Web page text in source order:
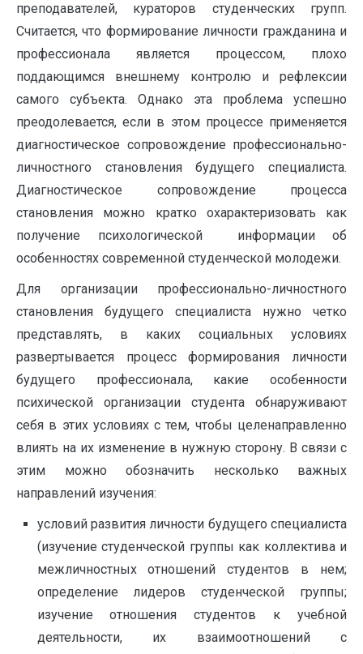
преподавателей, кураторов студенческих групп.
Считается, что формирование личности гражданина и
профессионала является процессом, плохо
поддающимся внешнему контролю и рефлексии
самого субъекта. Однако эта проблема успешно
преодолевается, если в этом процессе применяется
диагностическое сопровождение профессионально-
личностного становления будущего специалиста.
Диагностическое сопровождение процесса
становления можно кратко охарактеризовать как
получение психологической информации об
особенностях современной студенческой молодежи.
Для организации профессионально-личностного
становления будущего специалиста нужно четко
представлять, в каких социальных условиях
развертывается процесс формирования личности
будущего профессионала, какие особенности
психической организации студента обнаруживают
себя в этих условиях с тем, чтобы целенаправленно
влиять на их изменение в нужную сторону. В связи с
этим можно обозначить несколько важных
направлений изучения:
условий развития личности будущего специалиста
(изучение студенческой группы как коллектива и
межличностных отношений студентов в нем;
определение лидеров студенческой группы;
изучение отношения студентов к учебной
деятельности, их взаимоотношений с